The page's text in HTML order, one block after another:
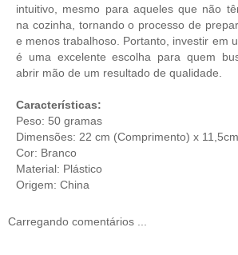
intuitivo, mesmo para aqueles que não
na cozinha, tornando o processo de
e menos trabalhoso. Portanto, investir em
é uma excelente escolha para quem
abrir mão de um resultado de qualidade.
Características:
Peso: 50 gramas
Dimensões: 22 cm (Comprimento) x
Cor: Branco
Material: Plástico
Origem: China
Carregando comentários ...